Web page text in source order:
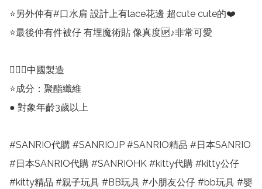
⭐另外仲有#口水肩 設計上有lace花邊 超cute cute的❤️
⭐最後仲有件被仔 有埋魔術貼 像真度🆙♪非常可愛
💁🏻‍♀️中國製造
⭐️成分：聚酯纖維
● 對象年齡3歲以上
#SANRIO代購 #SANRIOJP #SANRIO精品 #日本SANRIO
#日本SANRIO代購 #SANRIOHK #kitty代購 #kitty公仔
#kitty精品 #親子玩具 #BB玩具 #小朋友公仔 #bb玩具 #嬰